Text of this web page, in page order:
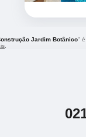
Jardim Botânico" é
.